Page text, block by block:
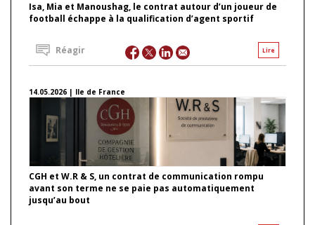
Isa, Mia et Manoushag, le contrat autour d’un joueur de
football échappe à la qualification d’agent sportif
Lire
Réagir
14.05.2026 | Ile de France
CGH et W.R & S, un contrat de communication rompu
avant son terme ne se paie pas automatiquement
jusqu’au bout